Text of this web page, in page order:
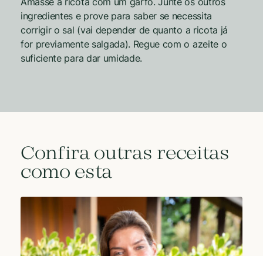
ingredientes e prove para saber se necessita
corrigir o sal (vai depender de quanto a ricota já
for previamente salgada). Regue com o azeite o
suficiente para dar umidade.
Confira outras receitas
como esta